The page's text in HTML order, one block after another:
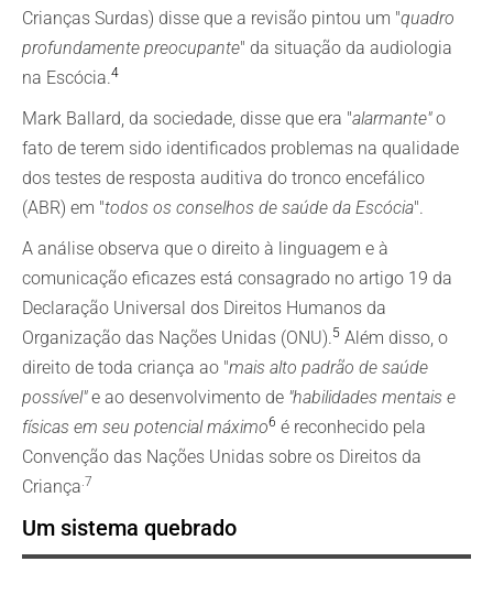
Crianças Surdas) disse que a revisão pintou um "quadro
profundamente preocupante" da situação da audiologia
na Escócia.4
Mark Ballard, da sociedade, disse que era "alarmante"o
fato de terem sido identificados problemas na qualidade
dos testes de resposta auditiva do tronco encefálico
(ABR) em "todos os conselhos de saúde da Escócia".
A análise observa que o direito à linguagem e à
comunicação eficazes está consagrado no artigo 19 da
Declaração Universal dos Direitos Humanos da
Organização das Nações Unidas (ONU). 5 Além disso, o
direito de toda criança ao "mais alto padrão de saúde
possível"e ao desenvolvimento de "habilidades mentais e
físicas em seu potencial máximo6 é reconhecido pela
Convenção das Nações Unidas sobre os Direitos da
Criança .7
Um sistema quebrado